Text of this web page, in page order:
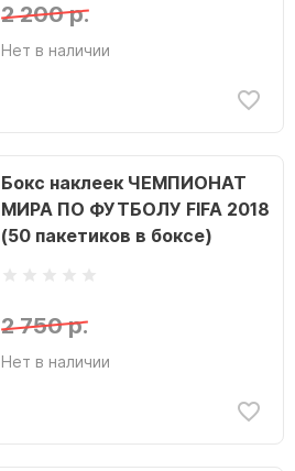
2 200 р.
Нет в наличии
Бокс наклеек ЧЕМПИОНАТ
МИРА ПО ФУТБОЛУ FIFA 2018
(50 пакетиков в боксе)
2 750 р.
Нет в наличии